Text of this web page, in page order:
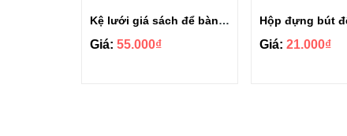
Kệ lưới giá sách để bàn 3 ngăn cho bé
Giá: 55.000₫ Giá:21.000₫